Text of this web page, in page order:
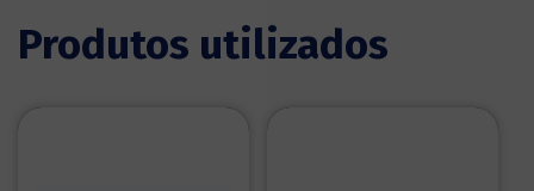
Produtos utilizados